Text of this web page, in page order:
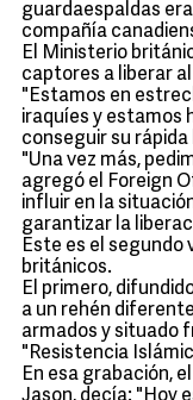
guardaespaldas
compañía
El Ministerio
captores a liberar
"Estamos en
iraquíes y estamos
conseguir su
"Una vez más,
agregó el Foreign
influir en la
garantizar la
Este es el
británicos.
El primero,
a un rehén
armados y situado
"Resistencia
En esa grabación,